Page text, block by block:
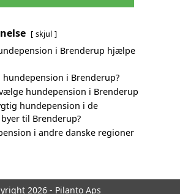
skjul
i Brenderup hjælpe
hundepension i Brenderup?
hundepension i Brenderup
hundepension i de
til Brenderup?
i andre danske regioner
2026 - Pilanto Aps